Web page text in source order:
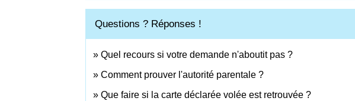
Questions ? Réponses !
Quel recours si votre demande n'aboutit pas ?
Comment prouver l'autorité parentale ?
Que faire si la carte déclarée volée est retrouvée ?